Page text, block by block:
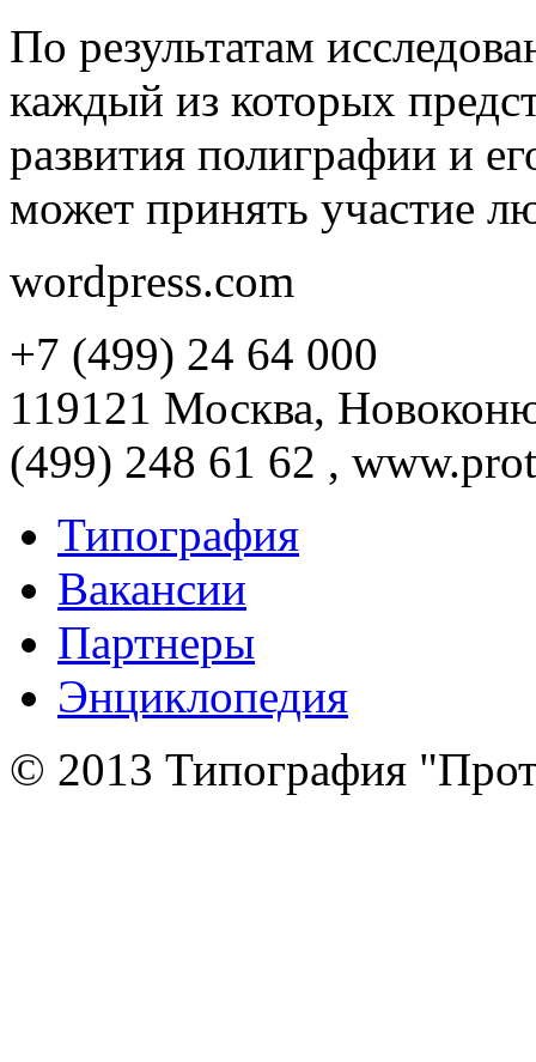
По результатам
каждый из которых
развития полиграфии и
может принять участие
wordpress.com
+7 (499) 24 64 000
119121 Москва,
(499) 248 61 62 ,
Типография
Вакансии
Партнеры
Энциклопедия
© 2013 Типография